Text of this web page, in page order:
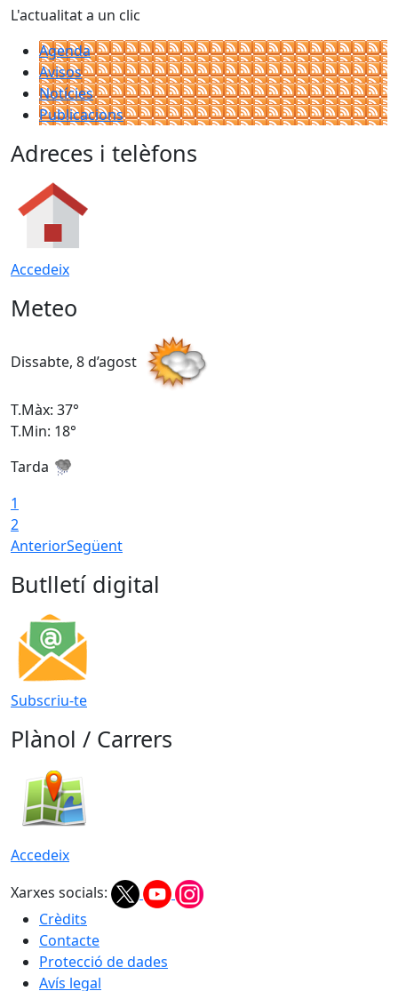
L'actualitat a un clic
Agenda
Avisos
Notícies
Publicacions
Adreces i telèfons
Accedeix
Meteo
Dissabte, 8 d’agost
T.Màx: 37°
T.Min: 18°
Tarda
1
2
AnteriorSegüent
Butlletí digital
Subscriu-te
Plànol / Carrers
Accedeix
Xarxes socials:
Crèdits
Contacte
Protecció de dades
Avís legal